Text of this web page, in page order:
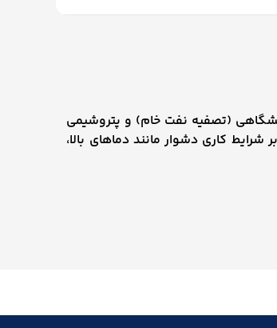
(تصفیه نفت خام) و پتروشیمی
کاری دشوار مانند دماهای بالا،